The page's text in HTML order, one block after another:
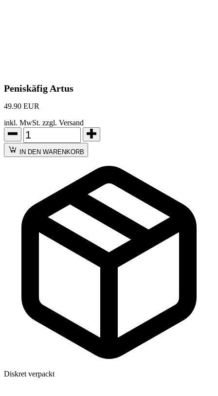
Peniskäfig Artus
49.90 EUR
inkl. MwSt. zzgl. Versand
IN DEN WARENKORB
Diskret verpackt